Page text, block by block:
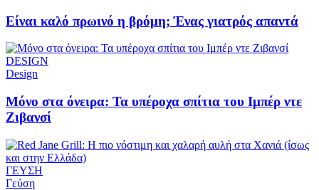
Είναι καλό πρωινό η βρόμη; Ένας γιατρός απαντά
DESIGN
Design
Μόνο στα όνειρα: Τα υπέροχα σπίτια του Ιμπέρ ντε
Ζιβανσί
ΓΕΥΣΗ
Γεύση